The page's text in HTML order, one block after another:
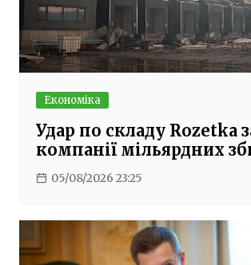
Економіка
Удар по складу Rozetka
компанії мільярдних
05/08/2026 23:25